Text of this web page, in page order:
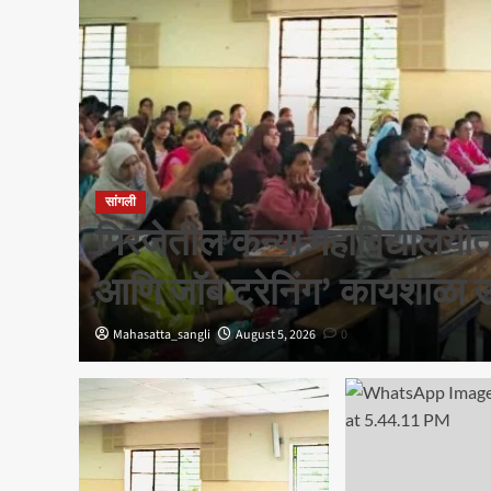
सांगली
मिरजेतील कन्या
आणि जॉब ट्रेनिंग’ कार्यशाळा
Mahasatta_sangli August 5, 2026 0